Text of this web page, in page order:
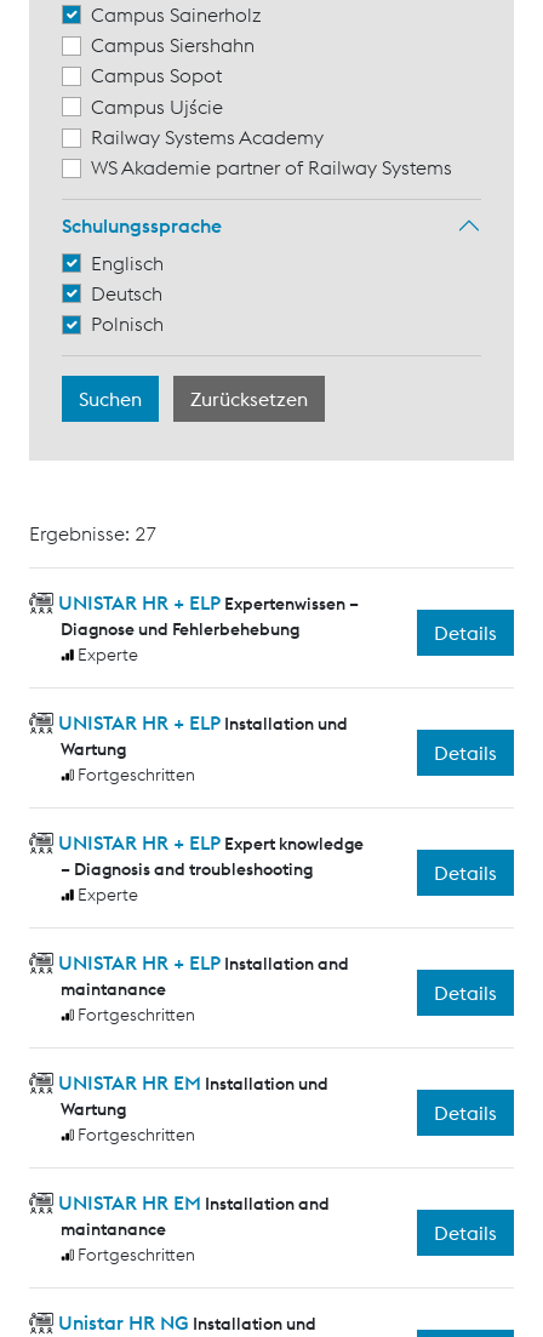
Campus Sainerholz
Campus Siershahn
Campus Sopot
Campus Ujście
Railway Systems Academy
WS Akademie partner of Railway Systems
Schulungssprache
Englisch
Deutsch
Polnisch
Ergebnisse: 27
UNISTAR HR + ELP Expertenwissen –
Diagnose und Fehlerbehebung
Experte
Details
UNISTAR HR + ELP Installation und
Wartung
Fortgeschritten
Details
UNISTAR HR + ELP Expert knowledge
– Diagnosis and troubleshooting
Experte
Details
UNISTAR HR + ELP Installation and
maintanance
Fortgeschritten
Details
UNISTAR HR EM Installation und
Wartung
Fortgeschritten
Details
UNISTAR HR EM Installation and
maintanance
Fortgeschritten
Details
Unistar HR NG Installation und